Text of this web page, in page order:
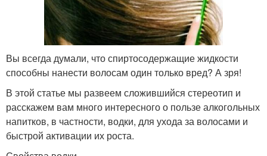
Вы всегда думали, что спиртосодержащие жидкости
способны нанести волосам один только вред? А зря!
В этой статье мы развеем сложившийся стереотип и
расскажем вам много интересного о пользе алкогольных
напитков, в частности, водки, для ухода за волосами и
быстрой активации их роста.